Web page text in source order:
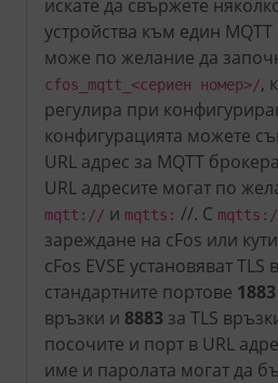
искате да свържете
устройства към един
може по желание да
cfos_mqtt_<сериен номер>/,
регулира при
конфигурацията можете
URL адрес за MQTT
URL адресите могат по
mqtt:// и mqtts: //. С
зареждане на cFos или
cFos EVSE установяват
стандартните портове 1883
връзки и 8883 за TLS
посочите и порт в URL
име и паролата могат да